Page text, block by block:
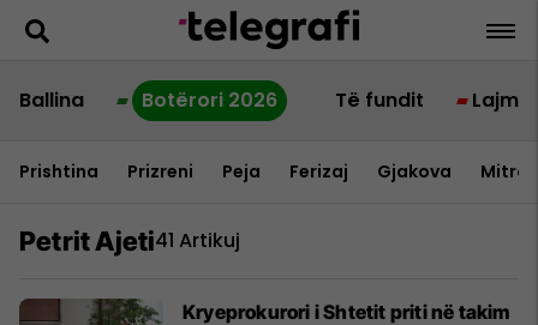
Ballina Botërori 2026 Të fundit Lajme
Prishtina Prizreni Peja Ferizaj Gjakova
Petrit Ajeti41 Artikuj
Kryeprokurori i Shtetit priti në takim